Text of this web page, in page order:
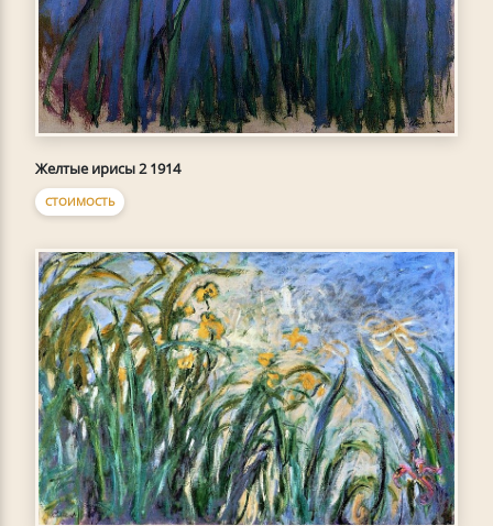
Желтые ирисы 2 1914
СТОИМОСТЬ